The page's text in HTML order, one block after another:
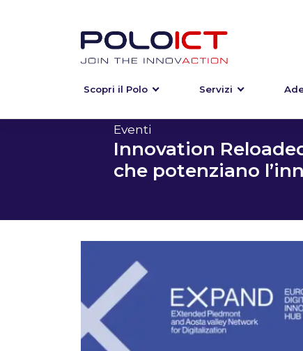
Scopri il Polo Servizi
Eventi
Innovation
che potenziano